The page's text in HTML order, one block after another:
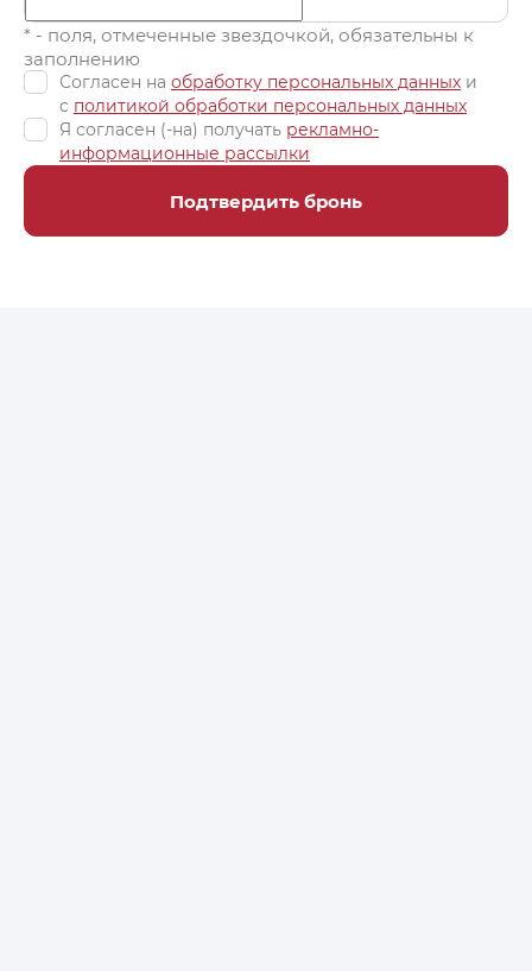
* - поля, отмеченные звездочкой, обязательны к
заполнению
Согласен на обработку персональных данных
c политикой обработки персональных данных
Я согласен (-на) получать рекламно-
информационные рассылки
Подтвердить бронь